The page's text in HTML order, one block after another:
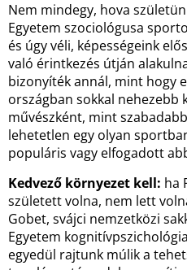
Nem mindegy, hova
Egyetem szociológusa
és úgy véli, képességeink
való érintkezés útján
bizonyíték annál, mint hogy
országban sokkal nehezebb
művészként, mint
lehetetlen egy olyan
populáris vagy elfogadott
Kedvező környezet kell: ha
született volna, nem lett
Gobet, svájci nemzetközi
Egyetem
egyedül rajtunk múlik a